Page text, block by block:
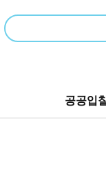
공공입